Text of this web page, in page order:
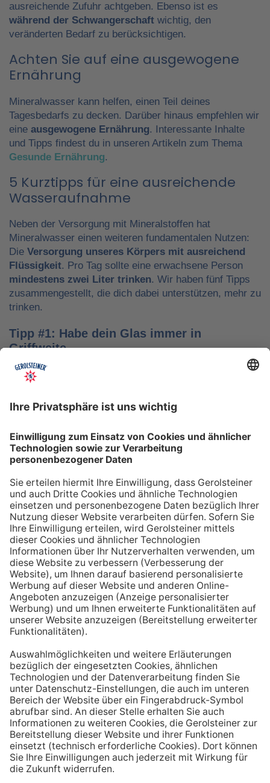
ausreichende Zufuhr achtgeben. Ebenso ist es
während der Schwangerschaft wichtig, den
veränderten Bedarf zu berücksichtigen.
Achten Sie auf eine ausgewogene
Ernährung
Mineralwasser kann helfen, einen Teil deines
Tagesbedarfs zu decken. Darüber hinaus empfehlen wir
eine ausgewogene Ernährung. Interessante Inhalte
und Tipps findest du in unseren Artikeln zum Thema
Gesunde Ernährung.
5 Kurztipps für eine ausreichende
Wasseraufnahme
Neben der Versorgung mit Mineralstoffen hat
Mineralwasser einen weiteren fundamentalen Nutzen:
Die Versorgung unseres Körpers mit ausreichend
Flüssigkeit. Pro Tag sollte eine erwachsene Person
mindestens zwei Liter trinken. Wir haben fünf Tipps
zusammengestellt, die dich dabei unterstützen, mehr zu
trinken.
Tipp #1: Habe dein Glas immer in
Griffweite
Ob bei der Arbeit oder während der Freizeit: Wasser
nicht vergisst. Denke daran, auch unterwegs immer
etwas Wasser dabei zu haben. Kleine PET-Flaschen mit
hinnehmen.
Tipp #2: Trinke direkt nach dem Aufstehen
Über Nacht verliert dein Körper Flüssigkeit. Um gut in
den Tag zu starten, solltest du deshalb direkt nach dem
Aufstehen ein großes Glas Wasser trinken. Stelle dir
zum Beispiel eine Flasche Mineralwasser direkt ans
Bett, damit du dieses kleine Morgenritual sofort
durchführen kannst.
Tipp #3: Vor und während jeder Mahlzeit
ein Glas Wasser trinken
Dadurch verknüpfst du das Trinken mit einem Ereignis.
einer Mahlzeit trinken, unterstützt du außerdem die
Produktion von Verdauungssäften. Zusätzlich fördert
das Trinken während des Essens das Sättigungsgefühl.
Tipp #4: Peppe dein Wasser auf
Wenn dir der Geschmack von purem Mineralwasser
nicht reichen sollte, dann kannst du deine Getränke mit
einfachen Mitteln verfeinern. Mische dir einfach